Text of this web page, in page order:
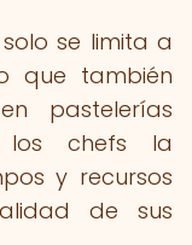
se limita a
que también
pastelerías
los chefs la
y recursos
de sus